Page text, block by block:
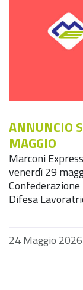
ANNUNCIO
MAGGIO
Marconi
venerdì 29
Confederazione
Difesa
24 Maggio 2026